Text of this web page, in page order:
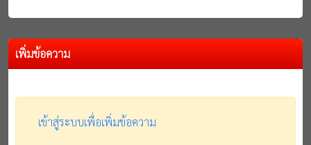
เพิ่มข้อความ
เข้าสู่ระบบเพื่อเพิ่มข้อความ